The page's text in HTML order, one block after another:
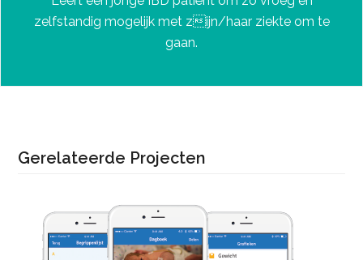
zelfstandig mogelijk met zijn/haar ziekte om te
gaan.
Gerelateerde Projecten